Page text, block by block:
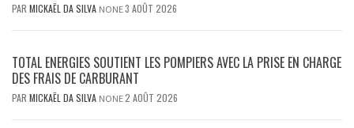
PAR MICKAËL DA SILVA NONE3 AOÛT 2026
TOTAL ENERGIES SOUTIENT LES POMPIERS AVEC LA PRISE EN CHARGE
DES FRAIS DE CARBURANT
PAR MICKAËL DA SILVA NONE2 AOÛT 2026